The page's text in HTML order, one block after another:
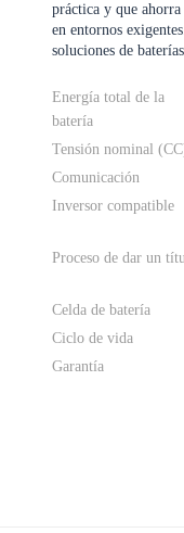
práctica y que
en entornos
soluciones de
Energía total de la
batería
Tensión nominal
Comunicación
Inversor compatible
Proceso de dar un
Celda de batería
Ciclo de vida
Garantía